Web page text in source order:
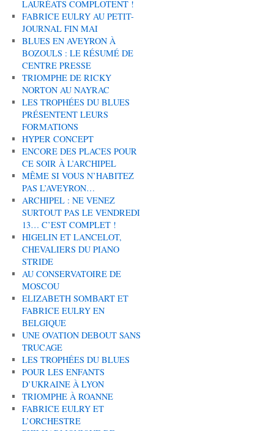
LAURÉATS COMPLOTENT !
FABRICE EULRY AU PETIT-
JOURNAL FIN MAI
BLUES EN AVEYRON À
BOZOULS : LE RÉSUMÉ DE
CENTRE PRESSE
TRIOMPHE DE RICKY
NORTON AU NAYRAC
LES TROPHÉES DU BLUES
PRÉSENTENT LEURS
FORMATIONS
HYPER CONCEPT
ENCORE DES PLACES POUR
CE SOIR À L’ARCHIPEL
MÊME SI VOUS N’HABITEZ
PAS L’AVEYRON…
ARCHIPEL : NE VENEZ
SURTOUT PAS LE VENDREDI
13… C’EST COMPLET !
HIGELIN ET LANCELOT,
CHEVALIERS DU PIANO
STRIDE
AU CONSERVATOIRE DE
MOSCOU
ELIZABETH SOMBART ET
FABRICE EULRY EN
BELGIQUE
UNE OVATION DEBOUT SANS
TRUCAGE
LES TROPHÉES DU BLUES
POUR LES ENFANTS
D’UKRAINE À LYON
TRIOMPHE À ROANNE
FABRICE EULRY ET
L’ORCHESTRE